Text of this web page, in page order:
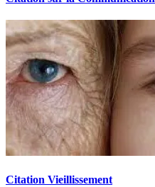
Citation Vieillissement